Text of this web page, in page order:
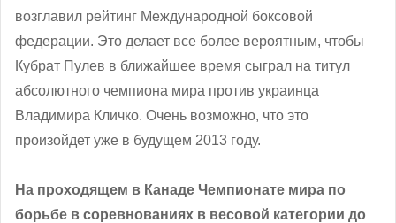
возглавил рейтинг Международной боксовой
федерации. Это делает все более вероятным, чтобы
Кубрат Пулев в ближайшее время сыграл на титул
абсолютного чемпиона мира против украинца
Владимира Кличко. Очень возможно, что это
произойдет уже в будущем 2013 году.
На проходящем в Канаде Чемпионате мира по
борьбе в соревнованиях в весовой категории до